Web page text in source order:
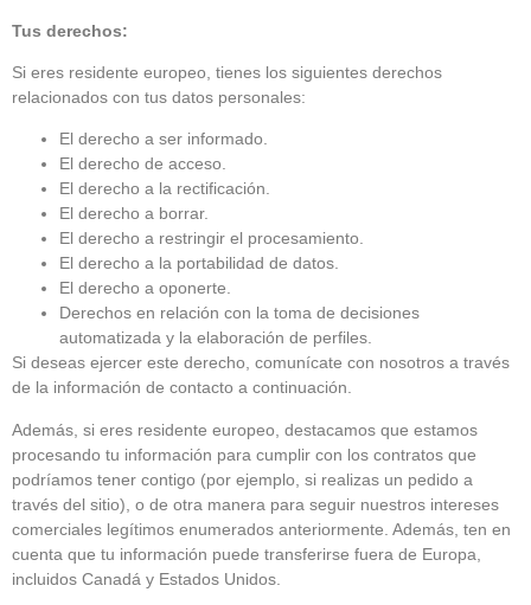
Tus derechos:
Si eres residente europeo, tienes los siguientes derechos
relacionados con tus datos personales:
El derecho a ser informado.
El derecho de acceso.
El derecho a la rectificación.
El derecho a borrar.
El derecho a restringir el procesamiento.
El derecho a la portabilidad de datos.
El derecho a oponerte.
Derechos en relación con la toma de decisiones
automatizada y la elaboración de perfiles.
Si deseas ejercer este derecho, comunícate con nosotros a través
de la información de contacto a continuación.
Además, si eres residente europeo, destacamos que estamos
procesando tu información para cumplir con los contratos que
podríamos tener contigo (por ejemplo, si realizas un pedido a
través del sitio), o de otra manera para seguir nuestros intereses
comerciales legítimos enumerados anteriormente. Además, ten en
cuenta que tu información puede transferirse fuera de Europa,
incluidos Canadá y Estados Unidos.